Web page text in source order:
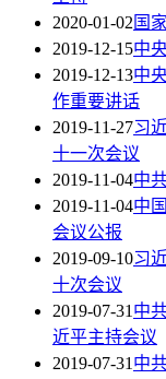
2020-01-02国
2019-12-15中
2019-12-13中
作重要讲话
2019-11-27习
十一次会议
2019-11-04中
2019-11-04中
会议公报
2019-09-10习
十次会议
2019-07-31中
近平主持会议
2019-07-31中